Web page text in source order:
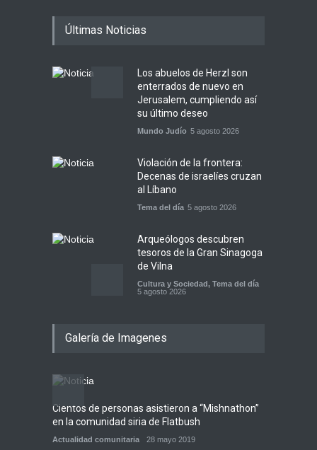
Últimas Noticias
Los abuelos de Herzl son
enterrados de nuevo en
Jerusalem, cumpliendo así
su último deseo
Mundo Judío 5 agosto 2026
Violación de la frontera:
Decenas de israelíes cruzan
al Líbano
Tema del día 5 agosto 2026
Arqueólogos descubren
tesoros de la Gran Sinagoga
de Vilna
Cultura y Sociedad, Tema del día
5 agosto 2026
más avanzado y caro jamás
5 agosto 2026
Las reservas de sangre de
Galería de Imagenes
Cientos de personas asistieron a “Mishnathon”
en la comunidad siria de Flatbush
Actualidad comunitaria 28 mayo 2019